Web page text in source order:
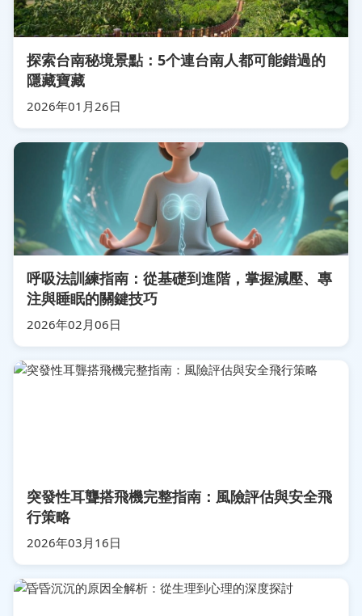
探索台南秘境景點：5个連台南人都可能錯過的
隱藏寶藏
2026年01月26日
呼吸法訓練指南：從基礎到進階，掌握減壓、專
注與睡眠的關鍵技巧
2026年02月06日
突發性耳聾搭飛機完整指南：風險評估與安全飛
行策略
2026年03月16日